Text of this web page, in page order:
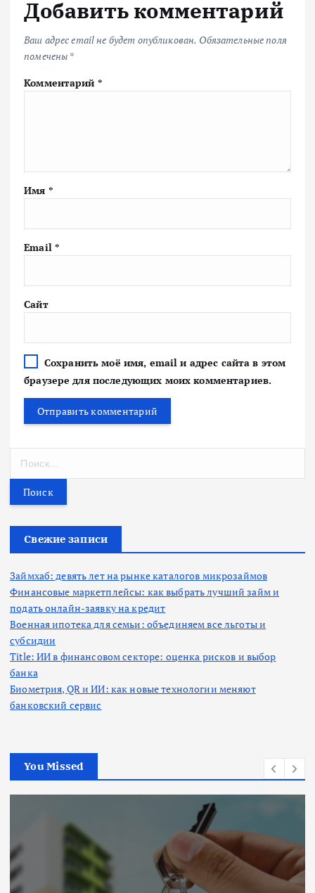
Добавить комментарий
Ваш адрес email не будет опубликован. Обязательные поля
помечены *
Комментарий *
Имя *
Email *
Сайт
Сохранить моё имя, email и адрес сайта в этом
браузере для последующих моих комментариев.
т
Свежие записи
Займхаб: девять лет на рынке каталогов микрозаймов
Финансовые маркетплейсы: как выбрать лучший займ и
подать онлайн-заявку на кредит
Военная ипотека для семьи: объединяем все льготы и
субсидии
Title: ИИ в финансовом секторе: оценка рисков и выбор
банка
Биометрия, QR и ИИ: как новые технологии меняют
банковский сервис
You Missed